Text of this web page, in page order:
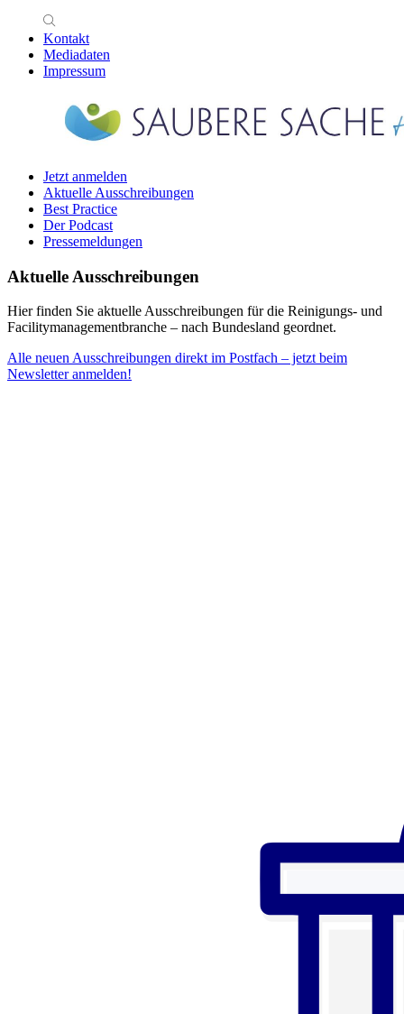
Kontakt
Mediadaten
Impressum
Jetzt anmelden
Aktuelle Ausschreibungen
Best Practice
Der Podcast
Pressemeldungen
Aktuelle Ausschreibungen
Hier finden Sie aktuelle Ausschreibungen für die Reinigungs- und
Facilitymanagementbranche – nach Bundesland geordnet.
Alle neuen Ausschreibungen direkt im Postfach – jetzt beim
Newsletter anmelden!